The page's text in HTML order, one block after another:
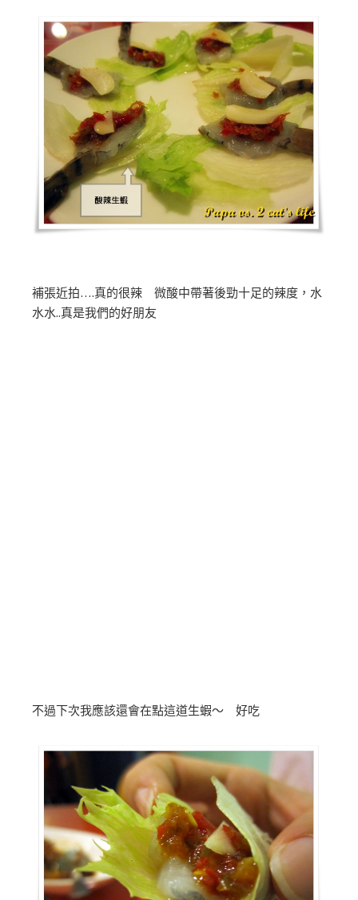
補張近拍….真的很辣 微酸中帶著後勁十足的辣度，水
水水..真是我們的好朋友
不過下次我應該還會在點這道生蝦～ 好吃